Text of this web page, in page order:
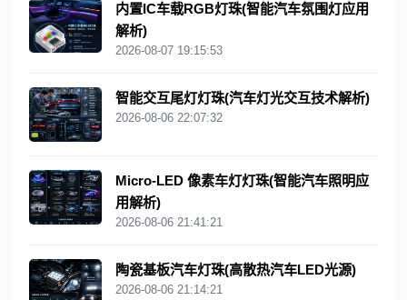
内置IC车载RGB灯珠(智能汽车氛围灯应用
解析)
2026-08-07 19:15:53
智能交互尾灯灯珠(汽车灯光交互技术解析)
2026-08-06 22:07:32
Micro-LED 像素车灯灯珠(智能汽车照明应
用解析)
2026-08-06 21:41:21
陶瓷基板汽车灯珠(高散热汽车LED光源)
2026-08-06 21:14:21